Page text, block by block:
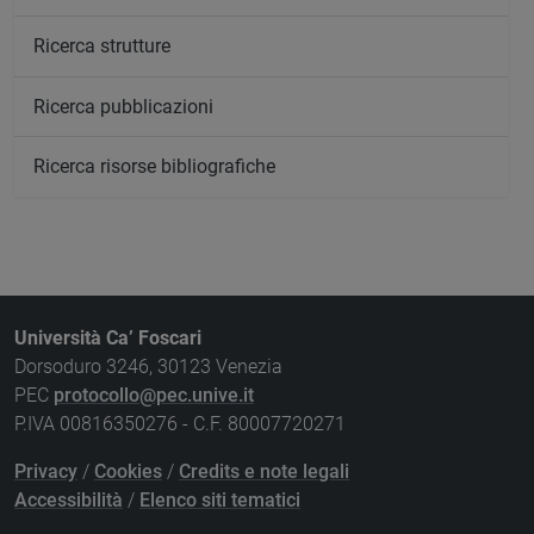
Ricerca strutture
Ricerca pubblicazioni
Ricerca risorse bibliografiche
Università Ca’ Foscari
Dorsoduro 3246, 30123 Venezia
PEC protocollo@pec.unive.it
P.IVA 00816350276 - C.F. 80007720271
Privacy / Cookies / Credits e note legali
Accessibilità / Elenco siti tematici